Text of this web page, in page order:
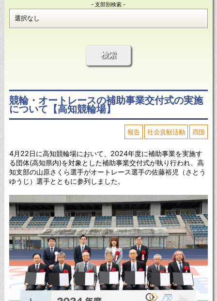
- 支部別検索 -
検索
競輪・オートレースの補助事業交付式の実施
について【高知競輪場】
報告 社会貢献活動 四国
4月22日に高知競輪場において、2024年度に補助事業を実施す
る団体(高知県内)を対象とした補助事業交付式が執り行われ、高
知支部の山原さくら選手がオートレース選手の佐藤裕児（さとう
ゆうじ）選手とともに参列しました。